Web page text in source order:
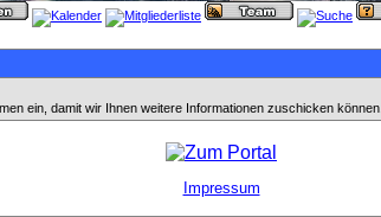
ein, damit wir Ihnen weitere Informationen zuschicken können.
Impressum